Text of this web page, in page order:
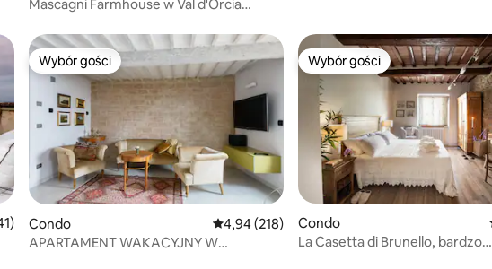
Mascagni Farmhouse w Val d'Orcia
4,96 na 5, liczba recenzji: 141
Wybór gości
Wybór gości
Condo Średnia ocena: 4,94 na 5, liczba recenzji: 218
4,94 (218)
APARTAMENT WAKACYJNY W
Wybór gości
Wybór gości
Condo
La Casetta di Brunello, bardzo